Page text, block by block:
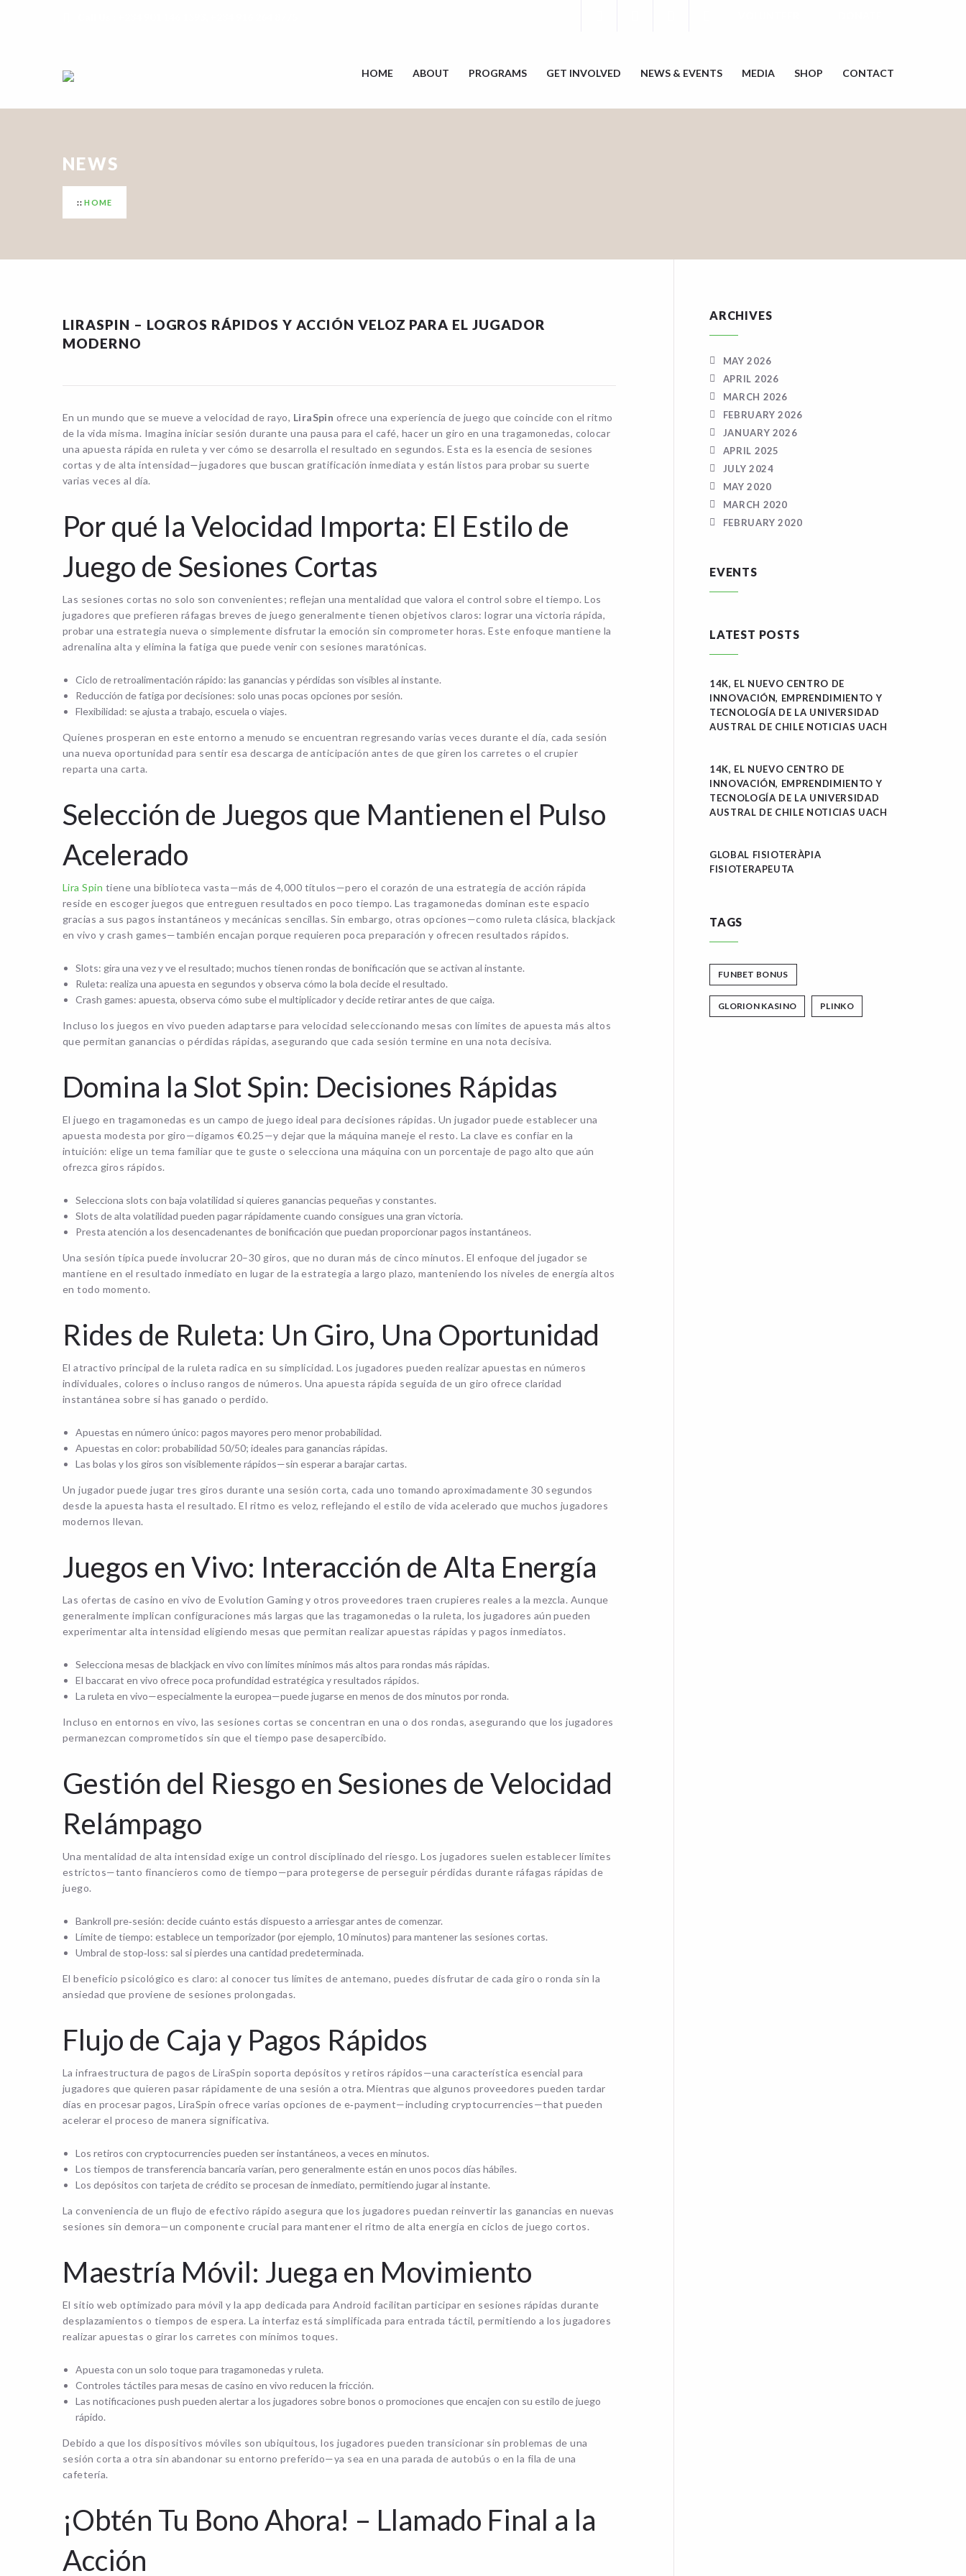
HOME ABOUT PROGRAMS GET INVOLVED NEWS & EVENTS MEDIA SHOP CONTACT
NEWS
HOME
LIRASPIN – LOGROS RÁPIDOS Y ACCIÓN VELOZ PARA EL JUGADOR
MODERNO
En un mundo que se mueve a velocidad de rayo, LiraSpin ofrece una experiencia de juego que coincide con el ritmo
de la vida misma. Imagina iniciar sesión durante una pausa para el café, hacer un giro en una tragamonedas, colocar
una apuesta rápida en ruleta y ver cómo se desarrolla el resultado en segundos. Esta es la esencia de sesiones
cortas y de alta intensidad—jugadores que buscan gratificación inmediata y están listos para probar su suerte
varias veces al día.
Por qué la Velocidad Importa: El Estilo de
Juego de Sesiones Cortas
Las sesiones cortas no solo son convenientes; reflejan una mentalidad que valora el control sobre el tiempo. Los
jugadores que prefieren ráfagas breves de juego generalmente tienen objetivos claros: lograr una victoria rápida,
probar una estrategia nueva o simplemente disfrutar la emoción sin comprometer horas. Este enfoque mantiene la
adrenalina alta y elimina la fatiga que puede venir con sesiones maratónicas.
Ciclo de retroalimentación rápido: las ganancias y pérdidas son visibles al instante.
Reducción de fatiga por decisiones: solo unas pocas opciones por sesión.
Flexibilidad: se ajusta a trabajo, escuela o viajes.
Quienes prosperan en este entorno a menudo se encuentran regresando varias veces durante el día, cada sesión
una nueva oportunidad para sentir esa descarga de anticipación antes de que giren los carretes o el crupier
reparta una carta.
Selección de Juegos que Mantienen el Pulso
Acelerado
Lira Spin tiene una biblioteca vasta—más de 4,000 títulos—pero el corazón de una estrategia de acción rápida
reside en escoger juegos que entreguen resultados en poco tiempo. Las tragamonedas dominan este espacio
gracias a sus pagos instantáneos y mecánicas sencillas. Sin embargo, otras opciones—como ruleta clásica, blackjack
en vivo y crash games—también encajan porque requieren poca preparación y ofrecen resultados rápidos.
Slots: gira una vez y ve el resultado; muchos tienen rondas de bonificación que se activan al instante.
Ruleta: realiza una apuesta en segundos y observa cómo la bola decide el resultado.
Crash games: apuesta, observa cómo sube el multiplicador y decide retirar antes de que caiga.
Incluso los juegos en vivo pueden adaptarse para velocidad seleccionando mesas con límites de apuesta más altos
que permitan ganancias o pérdidas rápidas, asegurando que cada sesión termine en una nota decisiva.
Domina la Slot Spin: Decisiones Rápidas
El juego en tragamonedas es un campo de juego ideal para decisiones rápidas. Un jugador puede establecer una
apuesta modesta por giro—digamos €0.25—y dejar que la máquina maneje el resto. La clave es confiar en la
intuición: elige un tema familiar que te guste o selecciona una máquina con un porcentaje de pago alto que aún
ofrezca giros rápidos.
Selecciona slots con baja volatilidad si quieres ganancias pequeñas y constantes.
Slots de alta volatilidad pueden pagar rápidamente cuando consigues una gran victoria.
Presta atención a los desencadenantes de bonificación que puedan proporcionar pagos instantáneos.
Una sesión típica puede involucrar 20–30 giros, que no duran más de cinco minutos. El enfoque del jugador se
mantiene en el resultado inmediato en lugar de la estrategia a largo plazo, manteniendo los niveles de energía altos
en todo momento.
Rides de Ruleta: Un Giro, Una Oportunidad
El atractivo principal de la ruleta radica en su simplicidad. Los jugadores pueden realizar apuestas en números
individuales, colores o incluso rangos de números. Una apuesta rápida seguida de un giro ofrece claridad
instantánea sobre si has ganado o perdido.
Apuestas en número único: pagos mayores pero menor probabilidad.
Apuestas en color: probabilidad 50/50; ideales para ganancias rápidas.
Las bolas y los giros son visiblemente rápidos—sin esperar a barajar cartas.
Un jugador puede jugar tres giros durante una sesión corta, cada uno tomando aproximadamente 30 segundos
desde la apuesta hasta el resultado. El ritmo es veloz, reflejando el estilo de vida acelerado que muchos jugadores
modernos llevan.
Juegos en Vivo: Interacción de Alta Energía
Las ofertas de casino en vivo de Evolution Gaming y otros proveedores traen crupieres reales a la mezcla. Aunque
generalmente implican configuraciones más largas que las tragamonedas o la ruleta, los jugadores aún pueden
experimentar alta intensidad eligiendo mesas que permitan realizar apuestas rápidas y pagos inmediatos.
Selecciona mesas de blackjack en vivo con límites mínimos más altos para rondas más rápidas.
El baccarat en vivo ofrece poca profundidad estratégica y resultados rápidos.
La ruleta en vivo—especialmente la europea—puede jugarse en menos de dos minutos por ronda.
Incluso en entornos en vivo, las sesiones cortas se concentran en una o dos rondas, asegurando que los jugadores
permanezcan comprometidos sin que el tiempo pase desapercibido.
Gestión del Riesgo en Sesiones de Velocidad
Relámpago
Una mentalidad de alta intensidad exige un control disciplinado del riesgo. Los jugadores suelen establecer límites
estrictos—tanto financieros como de tiempo—para protegerse de perseguir pérdidas durante ráfagas rápidas de
juego.
Bankroll pre‑sesión: decide cuánto estás dispuesto a arriesgar antes de comenzar.
Límite de tiempo: establece un temporizador (por ejemplo, 10 minutos) para mantener las sesiones cortas.
Umbral de stop‑loss: sal si pierdes una cantidad predeterminada.
El beneficio psicológico es claro: al conocer tus límites de antemano, puedes disfrutar de cada giro o ronda sin la
ansiedad que proviene de sesiones prolongadas.
Flujo de Caja y Pagos Rápidos
La infraestructura de pagos de LiraSpin soporta depósitos y retiros rápidos—una característica esencial para
jugadores que quieren pasar rápidamente de una sesión a otra. Mientras que algunos proveedores pueden tardar
días en procesar pagos, LiraSpin ofrece varias opciones de e‑payment—including cryptocurrencies—that pueden
acelerar el proceso de manera significativa.
Los retiros con cryptocurrencies pueden ser instantáneos, a veces en minutos.
Los tiempos de transferencia bancaria varían, pero generalmente están en unos pocos días hábiles.
Los depósitos con tarjeta de crédito se procesan de inmediato, permitiendo jugar al instante.
La conveniencia de un flujo de efectivo rápido asegura que los jugadores puedan reinvertir las ganancias en nuevas
sesiones sin demora—un componente crucial para mantener el ritmo de alta energía en ciclos de juego cortos.
Maestría Móvil: Juega en Movimiento
El sitio web optimizado para móvil y la app dedicada para Android facilitan participar en sesiones rápidas durante
desplazamientos o tiempos de espera. La interfaz está simplificada para entrada táctil, permitiendo a los jugadores
realizar apuestas o girar los carretes con mínimos toques.
Apuesta con un solo toque para tragamonedas y ruleta.
Controles táctiles para mesas de casino en vivo reducen la fricción.
Las notificaciones push pueden alertar a los jugadores sobre bonos o promociones que encajen con su estilo de juego
rápido.
Debido a que los dispositivos móviles son ubiquitous, los jugadores pueden transicionar sin problemas de una
sesión corta a otra sin abandonar su entorno preferido—ya sea en una parada de autobús o en la fila de una
cafetería.
¡Obtén Tu Bono Ahora! – Llamado Final a la
Acción
ARCHIVES
MAY 2026
APRIL 2026
MARCH 2026
FEBRUARY 2026
JANUARY 2026
APRIL 2025
JULY 2024
MAY 2020
MARCH 2020
FEBRUARY 2020
EVENTS
LATEST POSTS
14K, EL NUEVO CENTRO DE
INNOVACIÓN, EMPRENDIMIENTO Y
TECNOLOGÍA DE LA UNIVERSIDAD
AUSTRAL DE CHILE NOTICIAS UACH
14K, EL NUEVO CENTRO DE
INNOVACIÓN, EMPRENDIMIENTO Y
TECNOLOGÍA DE LA UNIVERSIDAD
AUSTRAL DE CHILE NOTICIAS UACH
GLOBAL FISIOTERÀPIA
FISIOTERAPEUTA
TAGS
FUNBET BONUS
GLORION KASINO PLINKO